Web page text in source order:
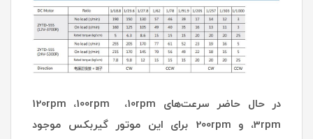
در حال حاضر سرعت‌های 120rpm ،100rpm ،10rpm
،3rpm و 200rpm برای این موتور گیربکس موجود